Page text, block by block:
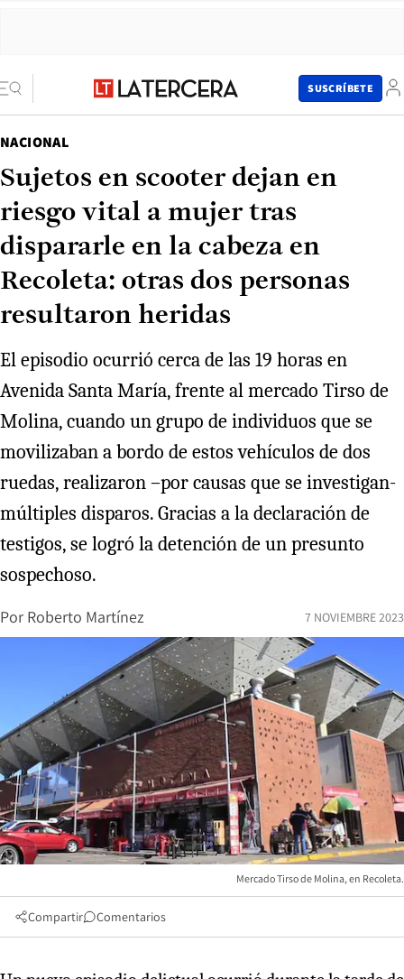
SUSCRÍBETE
NACIONAL
Sujetos en scooter dejan en
riesgo vital a mujer tras
dispararle en la cabeza en
Recoleta: otras dos personas
resultaron heridas
El episodio ocurrió cerca de las 19 horas en
Avenida Santa María, frente al mercado Tirso de
Molina, cuando un grupo de individuos que se
movilizaban a bordo de estos vehículos de dos
ruedas, realizaron –por causas que se investigan-
múltiples disparos. Gracias a la declaración de
testigos, se logró la detención de un presunto
sospechoso.
Por Roberto Martínez 7 NOVIEMBRE 2023
Mercado Tirso de Molina, en Recoleta.
Compartir Comentarios